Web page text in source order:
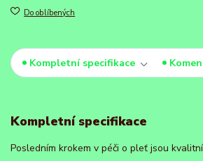
Do oblíbených
Kompletní specifikace
Kompletní specifikace
Posledním krokem v péči o pleť jsou